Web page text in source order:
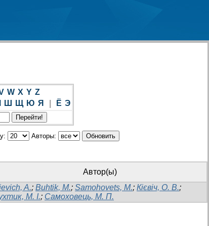
W X Y Z
Ш Щ Ю Я Ё Э
Авторы:
Автор(ы)
A.; Buhtik, M.; Samohovets, M.; Кієвіч, О. В.;
М. І.; Самоховець, М. П.